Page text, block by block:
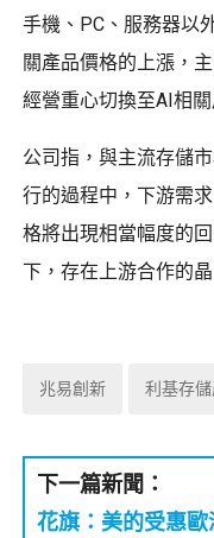
手機、PC、服務器以
關產品價格的上漲，
經營重心切換至AI相
公司指，與主流存儲
行的過程中，下游需
格將出現相當幅度的
下，存在上游合作的
兆易創新 利基存
下一篇新聞：
花旗：美的受惠